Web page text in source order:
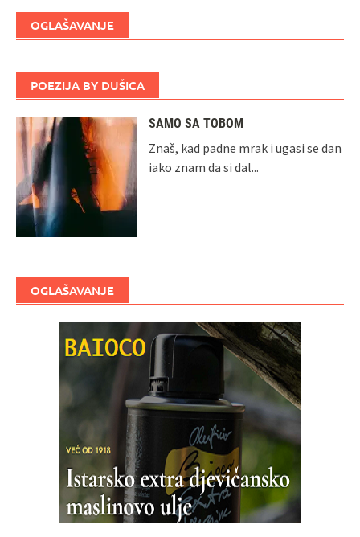
OGLAŠAVANJE
POEZIJA BY DUŠICA
SAMO SA TOBOM
Znaš, kad padne mrak i ugasi se dan
iako znam da si dal...
OGLAŠAVANJE